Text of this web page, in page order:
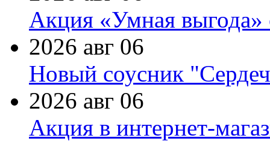
Акция «Умная выгода»
2026 авг 06
Новый соусник
2026 авг 06
Акция в интернет-